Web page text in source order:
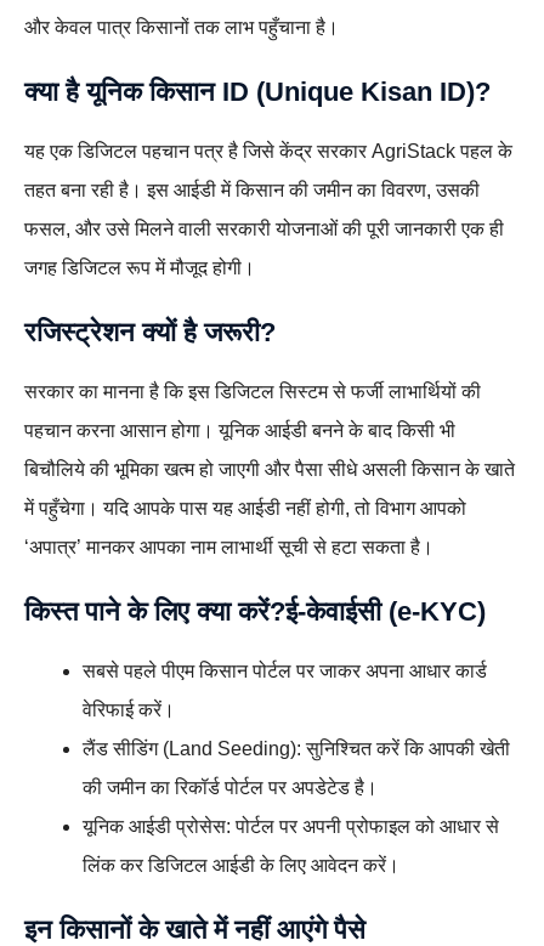
और केवल पात्र किसानों तक लाभ पहुँचाना है।
क्या है यूनिक किसान ID (Unique Kisan ID)?
यह एक डिजिटल पहचान पत्र है जिसे केंद्र सरकार AgriStack पहल के
तहत बना रही है। इस आईडी में किसान की जमीन का विवरण, उसकी
फसल, और उसे मिलने वाली सरकारी योजनाओं की पूरी जानकारी एक ही
जगह डिजिटल रूप में मौजूद होगी।
रजिस्ट्रेशन क्यों है जरूरी?
सरकार का मानना है कि इस डिजिटल सिस्टम से फर्जी लाभार्थियों की
पहचान करना आसान होगा। यूनिक आईडी बनने के बाद किसी भी
बिचौलिये की भूमिका खत्म हो जाएगी और पैसा सीधे असली किसान के खाते
में पहुँचेगा। यदि आपके पास यह आईडी नहीं होगी, तो विभाग आपको
‘अपात्र’ मानकर आपका नाम लाभार्थी सूची से हटा सकता है।
किस्त पाने के लिए क्या करें?ई-केवाईसी (e-KYC)
सबसे पहले पीएम किसान पोर्टल पर जाकर अपना आधार कार्ड
वेरिफाई करें।
लैंड सीडिंग (Land Seeding): सुनिश्चित करें कि आपकी खेती
की जमीन का रिकॉर्ड पोर्टल पर अपडेटेड है।
यूनिक आईडी प्रोसेस: पोर्टल पर अपनी प्रोफाइल को आधार से
लिंक कर डिजिटल आईडी के लिए आवेदन करें।
इन किसानों के खाते में नहीं आएंगे पैसे